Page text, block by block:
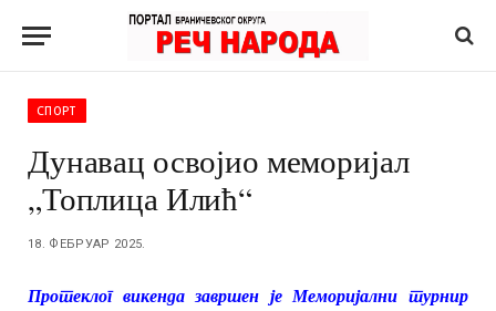
СПОРТ
Дунавац освојио меморијал
„Топлица Илић“
18. ФЕБРУАР 2025.
Протеклог викенда завршен је Меморијални турнир